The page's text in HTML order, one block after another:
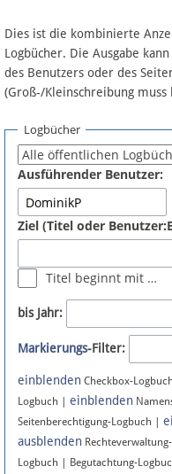
Artikel nach Kategorien
FAQ
Fördermitglied werden
Fehler melden
Newsletter
Bluesky
Facebook
Instagram
Dies ist die kombinierte
Logbücher. Die Ausgabe
des Benutzers oder des
(Groß-/Kleinschreibung muss
Logbücher
Ausführender Benutzer:
Ziel (Titel oder
Titel beginnt mit …
bis Jahr:
Markierungs-Filter:
einblenden Checkbox-
Logbuch | einblenden
Seitenberechtigung-Logbuch |
ausblenden
Logbuch | Begutachtung-